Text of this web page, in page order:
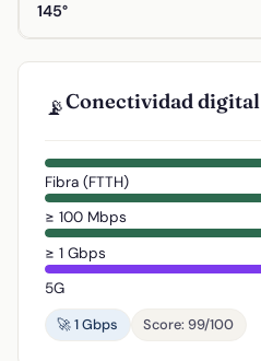
145°
📡Conectividad digital
Fibra (FTTH)
≥ 100 Mbps
≥ 1 Gbps
5G
🚀 1 Gbps
Score: 99/100